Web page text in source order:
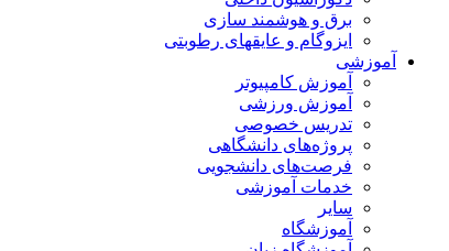
برق و هوشمند سازی
ایزوگام و عایقهای رطوبتی
آموزشی
آموزش کامپیوتر
آموزش ورزشی
تدریس خصوصی
پروژه‌های دانشگاهی
فرصت‌های دانشجویی
خدمات آموزشی
سایر
آموزشگاه